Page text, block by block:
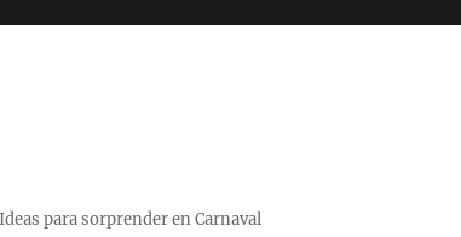
para sorprender en Carnaval